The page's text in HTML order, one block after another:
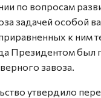
по вопросам
задачей особой
к ним
Президентом
завоза.
утвердило